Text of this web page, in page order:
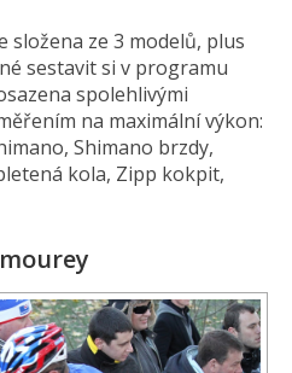
složena ze 3 modelů, plus
sestavit si v programu
spolehlivými
na maximální výkon:
Shimano brzdy,
kola, Zipp kokpit,